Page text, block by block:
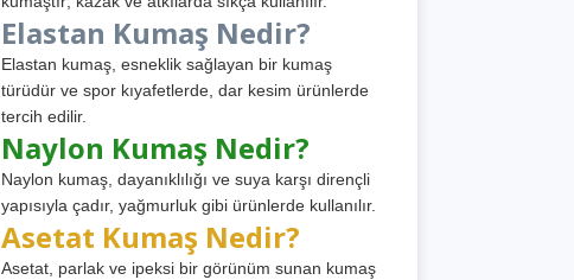
Elastan Kumaş Nedir?
Elastan kumaş, esneklik sağlayan bir kumaş
türüdür ve spor kıyafetlerde, dar kesim ürünlerde
tercih edilir.
Naylon Kumaş Nedir?
Naylon kumaş, dayanıklılığı ve suya karşı dirençli
yapısıyla çadır, yağmurluk gibi ürünlerde kullanılır.
Asetat Kumaş Nedir?
Asetat, parlak ve ipeksi bir görünüm sunan kumaş